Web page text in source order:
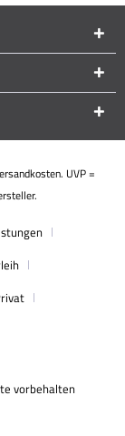
UVP =
vorbehalten